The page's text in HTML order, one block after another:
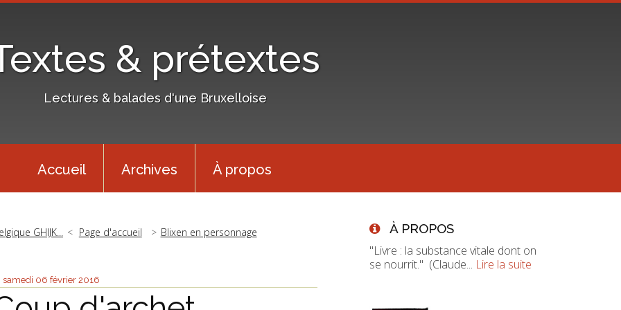
& prétextes
Lectures & balades d'une Bruxelloise
Accueil Archives À propos
GHIJK... Page d'accueil Blixen en personnage
samedi 06 février 2016
À PROPOS
"Livre : la substance vitale dont on
se nourrit." (Claude... Lire la suite